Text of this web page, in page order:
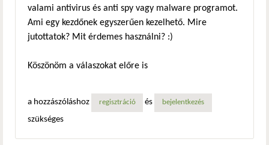
valami antivirus és anti spy vagy malware programot.
Ami egy kezdőnek egyszerűen kezelhető. Mire
jutottatok? Mit érdemes használni? :)
Köszönöm a válaszokat előre is
a hozzászóláshoz regisztráció és bejelentkezés
szükséges